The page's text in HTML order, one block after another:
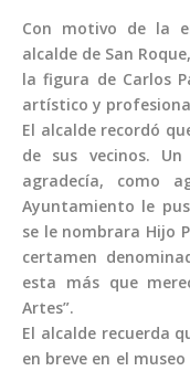
Con motivo de la
alcalde de San
la figura de Carlos
artístico y
El alcalde recordó
de sus vecinos.
agradecía, como
Ayuntamiento le
se le nombrara Hijo
certamen
esta más que
Artes”.
El alcalde recuerda
en breve en el